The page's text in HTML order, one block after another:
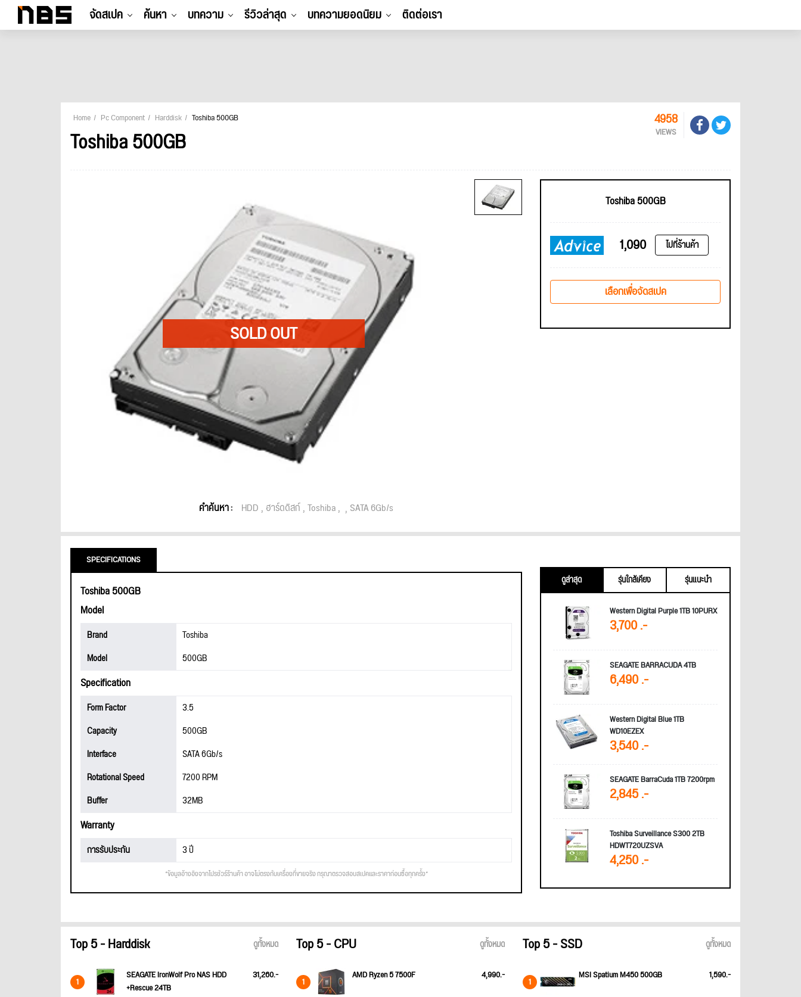
จัดสเปค ค้นหา บทความ รีวิวล่าสุด บทความยอดนิยม ติดต่อเรา
Home Pc Component Harddisk Toshiba 500GB
Toshiba 500GB
4958
VIEWS
คำค้นหา : HDD ฮาร์ดดิสก์ Toshiba SATA 6Gb/s
Toshiba 500GB
1,090 ไปที่ร้านค้า
เลือกเพื่อจัดสเปค
SPECIFICATIONS
Toshiba 500GB
Model
Brand
Toshiba
Model
500GB
Specification
Form Factor
3.5
Capacity
500GB
Interface
SATA 6Gb/s
Rotational Speed
7200 RPM
Buffer
32MB
Warranty
การรับประกัน 3 ปี
*ข้อมูลอ้างอิงจากโปรชัวร์ร้านค้า อาจไม่ตรงกับเครื่องที่ขายจริง กรุณาตรวจสอบสเปคและราคาก่อนซื้อทุกครั้ง*
ดูล่าสุด รุ่นใกล้เคียง
รุ่นแนะนำ
Western Digital Purple 1TB 10PURX
3,700 .-
SEAGATE BARRACUDA 4TB
6,490 .-
Western Digital Blue 1TB
WD10EZEX
3,540 .-
SEAGATE BarraCuda 1TB 7200rpm
2,845 .-
Toshiba Surveillance S300 2TB
HDWT720UZSVA
4,250 .-
Top 5 - Harddisk ดูทั้งหมด
1
SEAGATE IronWolf Pro NAS HDD
+Rescue 24TB
31,260.-
Top 5 - CPU ดูทั้งหมด
1 AMD Ryzen 5 7500F 4,990.-
Top 5 - SSD ดูทั้งหมด
1 MSI Spatium M450 500GB 1,590.-